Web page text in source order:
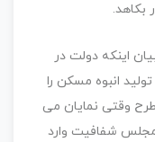
بکاهد.
اینکه دولت در
انبوه مسکن را
۱۰۰درصدی این طرح وقتی نمایان می
شفافیت وارد